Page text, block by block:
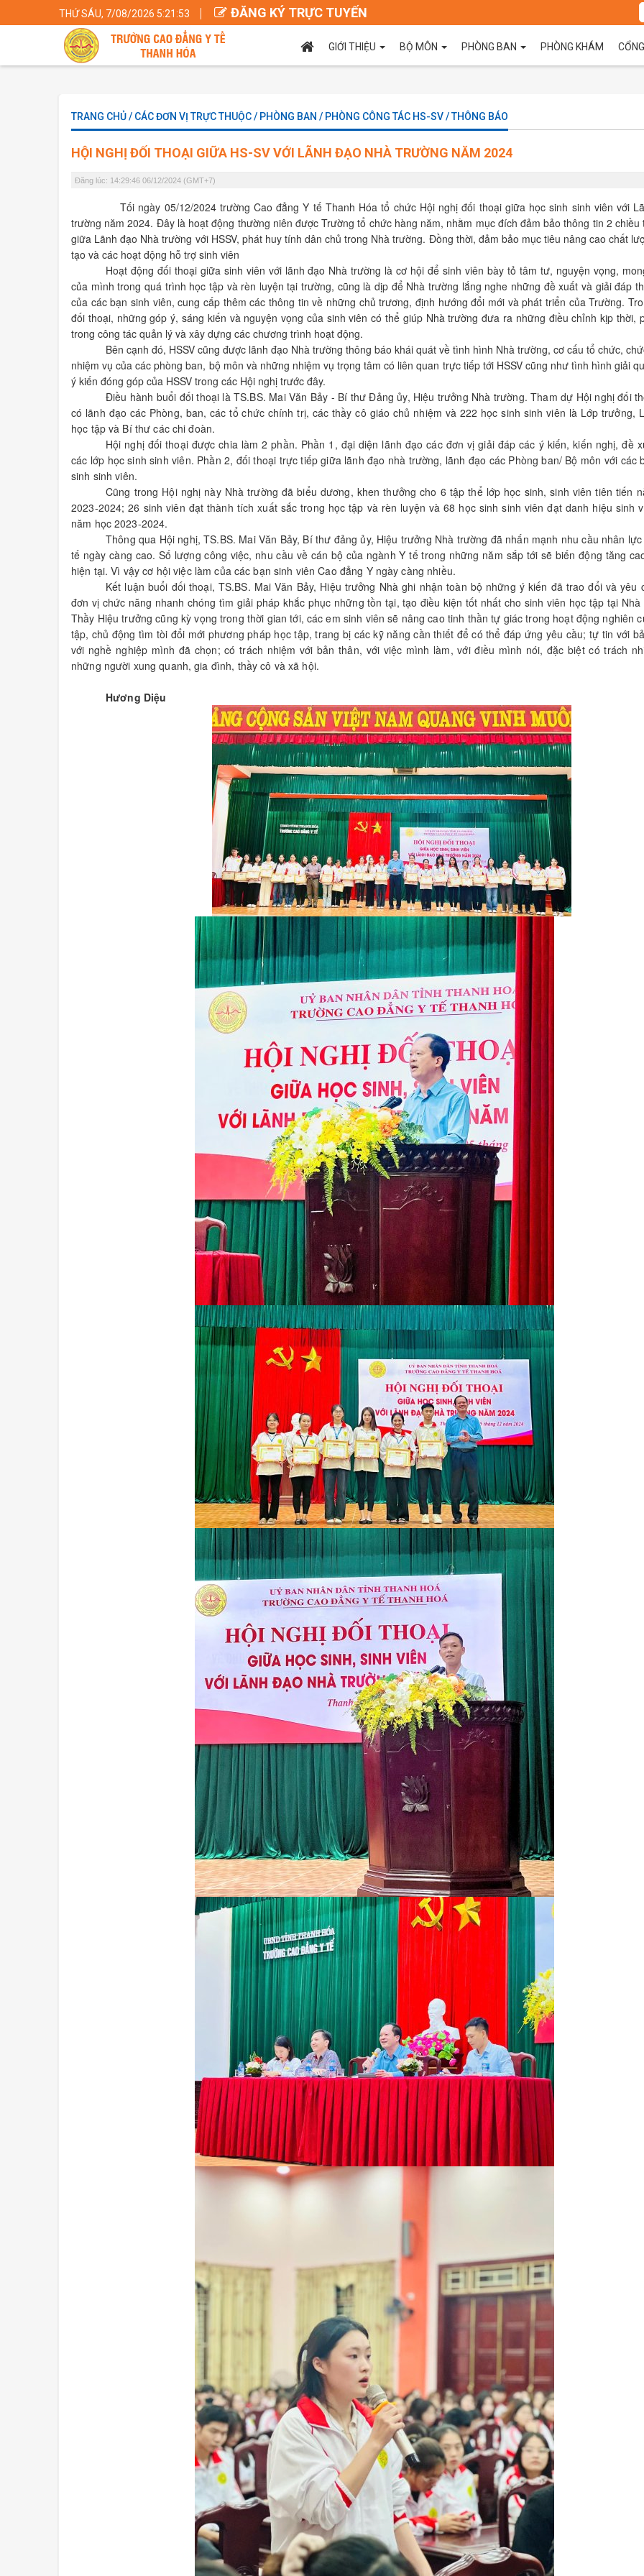
THỨ SÁU, 7/08/2026 5:21:55 ĐĂNG KÝ TRỰC TUYẾN
GIỚI THIỆU BỘ MÔN PHÒNG BAN PHÒNG KHÁM
TRANG CHỦ / CÁC ĐƠN VỊ TRỰC THUỘC / PHÒNG BAN / PHÒNG CÔNG TÁC HS-SV / THÔNG BÁO
HỘI NGHỊ ĐỐI THOẠI GIỮA HS-SV VỚI LÃNH ĐẠO NHÀ TRƯỜNG NĂM 2024
Đăng lúc: 14:29:46 06/12/2024 (GMT+7)
Tối ngày 05/12/2024 trường Cao đẳng Y tế Thanh Hóa tổ chức Hội nghị đối thoại giữa học sinh sinh viên với
trường năm 2024. Đây là hoạt động thường niên được Trường tổ chức hàng năm, nhằm mục đích đảm bảo thông tin 2 chiều
giữa Lãnh đạo Nhà trường với HSSV, phát huy tính dân chủ trong Nhà trường. Đồng thời, đảm bảo mục tiêu nâng cao chất
tạo và các hoạt động hỗ trợ sinh viên
Hoạt động đối thoại giữa sinh viên với lãnh đạo Nhà trường là cơ hội để sinh viên bày tỏ tâm tư, nguyện vọng,
của mình trong quá trình học tập và rèn luyện tại trường, cũng là dịp để Nhà trường lắng nghe những đề xuất và giải đáp
của các bạn sinh viên, cung cấp thêm các thông tin về những chủ trương, định hướng đổi mới và phát triển của Trường.
đối thoại, những góp ý, sáng kiến và nguyện vọng của sinh viên có thể giúp Nhà trường đưa ra những điều chỉnh kịp thời,
trong công tác quản lý và xây dựng các chương trình hoạt động.
Bên cạnh đó, HSSV cũng được lãnh đạo Nhà trường thông báo khái quát về tình hình Nhà trường, cơ cấu tổ chức,
nhiệm vụ của các phòng ban, bộ môn và những nhiệm vụ trọng tâm có liên quan trực tiếp tới HSSV cũng như tình hình giải
ý kiến đóng góp của HSSV trong các Hội nghị trước đây.
Điều hành buổi đối thoại là TS.BS. Mai Văn Bảy - Bí thư Đảng ủy, Hiệu trưởng Nhà trường. Tham dự Hội nghị đối
có lãnh đạo các Phòng, ban, các tổ chức chính trị, các thầy cô giáo chủ nhiệm và 222 học sinh sinh viên là Lớp trưởng,
học tập và Bí thư các chi đoàn.
Hội nghị đối thoại được chia làm 2 phần. Phần 1, đại diện lãnh đạo các đơn vị giải đáp các ý kiến, kiến nghị, đề
các lớp học sinh sinh viên. Phần 2, đối thoại trực tiếp giữa lãnh đạo nhà trường, lãnh đạo các Phòng ban/ Bộ môn với các
sinh sinh viên.
Cũng trong Hội nghị này Nhà trường đã biểu dương, khen thưởng cho 6 tập thể lớp học sinh, sinh viên tiên tiến
2023-2024; 26 sinh viên đạt thành tích xuất sắc trong học tập và rèn luyện và 68 học sinh sinh viên đạt danh hiệu sinh
năm học 2023-2024.
Thông qua Hội nghị, TS.BS. Mai Văn Bảy, Bí thư đảng ủy, Hiệu trưởng Nhà trường đã nhấn mạnh nhu cầu nhân
tế ngày càng cao. Số lượng công việc, nhu cầu về cán bộ của ngành Y tế trong những năm sắp tới sẽ biến động tăng
hiện tại. Vì vậy cơ hội việc làm của các bạn sinh viên Cao đẳng Y ngày càng nhiều.
Kết luận buổi đối thoại, TS.BS. Mai Văn Bảy, Hiệu trưởng Nhà ghi nhận toàn bộ những ý kiến đã trao đổi và yêu
đơn vị chức năng nhanh chóng tìm giải pháp khắc phục những tồn tại, tạo điều kiện tốt nhất cho sinh viên học tập tại Nhà
Thầy Hiệu trưởng cũng kỳ vọng trong thời gian tới, các em sinh viên sẽ nâng cao tinh thần tự giác trong hoạt động nghiên
tập, chủ động tìm tòi đổi mới phương pháp học tập, trang bị các kỹ năng cần thiết để có thể đáp ứng yêu cầu; tự tin với
với nghề nghiệp mình đã chọn; có trách nhiệm với bản thân, với việc mình làm, với điều mình nói, đặc biệt có trách
những người xung quanh, gia đình, thầy cô và xã hội.
Hương Diệu